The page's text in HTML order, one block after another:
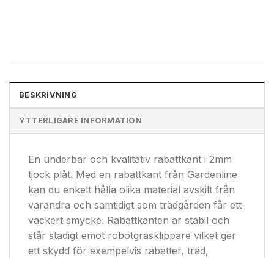
BESKRIVNING
YTTERLIGARE INFORMATION
En underbar och kvalitativ rabattkant i 2mm
tjock plåt. Med en rabattkant från Gardenline
kan du enkelt hålla olika material avskilt från
varandra och samtidigt som trädgården får ett
vackert smycke. Rabattkanten är stabil och
står stadigt emot robotgräsklippare vilket ger
ett skydd för exempelvis rabatter, träd,